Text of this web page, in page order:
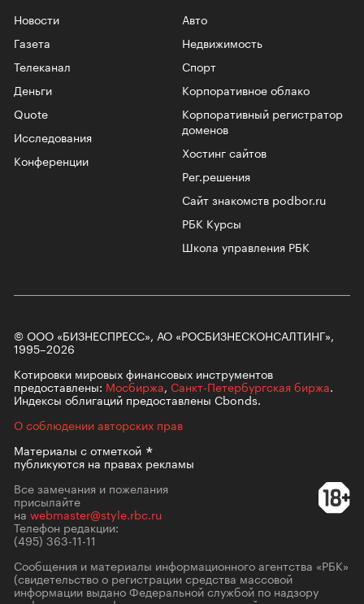
Новости
Газета
Телеканал
Авто
Недвижимость
Спорт
Корпоративное облако
Корпоративный регистратор
доменов
Хостинг сайтов
Рег.решения
Сайт знакомств podbor.ru
РБК Курсы
Школа управления РБК
Деньги
Quote
Исследования
Конференции
© ООО «БИЗНЕСПРЕСС», АО «РОСБИЗНЕСКОНСАЛТИНГ»,
1995–2026
Котировки мировых финансовых инструментов
предоставлены: Мосбиржа, Санкт-Петербургская биржа.
Индексы облигаций предоставлены Cbonds.
О соблюдении авторских прав
Материалы сотметкой
публикуются на правах рекламы
Все замечания и пожелания
присылайте
на webmaster@style.rbc.ru
Телефон редакции:
(495) 363-11-11
Сообщения и материалы информационного агентства «РБК»
(свидетельство о регистрации средства массовой
информации выдано Федеральной службой по надзору